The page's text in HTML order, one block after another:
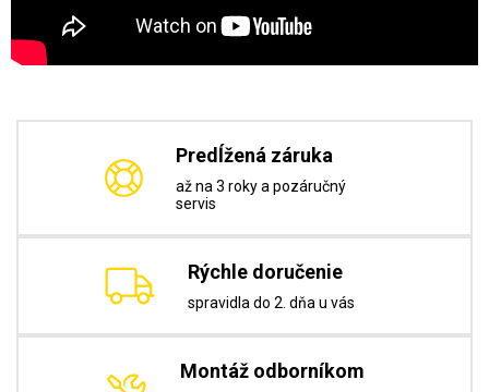
Predĺžená záruka
až na 3 roky a pozáručný
servis
Rýchle doručenie
spravidla do 2. dňa u vás
Montáž odborníkom